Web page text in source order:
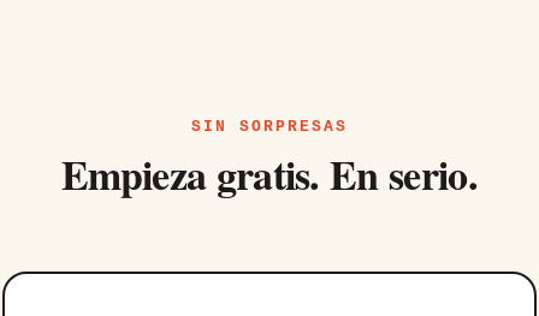
SIN SORPRESAS
Empieza gratis. En serio.